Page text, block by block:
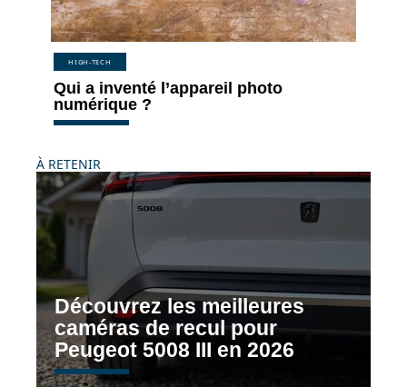
HIGH-TECH
Qui a inventé l’appareil photo
numérique ?
À RETENIR
Découvrez les meilleures
caméras de recul pour
Peugeot 5008 III en 2026